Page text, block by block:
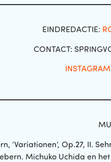
EINDREDACTIE:
CONTACT:
INSTAGRAM
‘Variationen’, Op.27, II.
Michuko Uchida en